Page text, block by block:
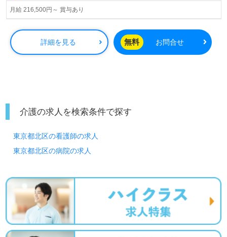
月給 216,500円～ 賞与あり
詳細を見る 無料 お問合せ
介護の求人を検索条件で探す
東京都北区の看護師の求人
東京都北区の病院の求人